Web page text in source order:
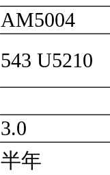
AM5004
543 U5210
3.0
半年